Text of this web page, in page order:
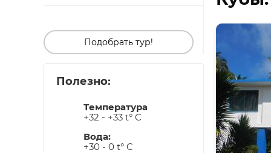
Подобрать тур!
Полезно:
Температура
+32 - +33 t° C
Вода:
+30 - 0 t° C